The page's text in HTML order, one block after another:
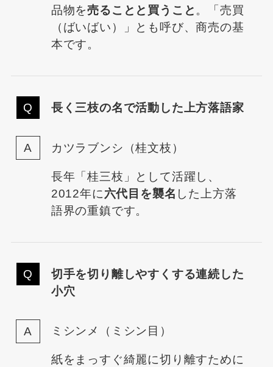
品物を売ることと買うこと 。「売買
（ばいばい）」とも呼び、商売の基
本です。
長く三枝の名で活動した上方落語家
カツラブンシ（桂文枝）
長年「桂三枝」として活躍し、
2012年に六代目を襲名 した上方落
語界の重鎮です。
切手を切り離しやすくする連続した
小穴
ミシンメ（ミシン目）
紙をまっすぐ綺麗に切り離すために